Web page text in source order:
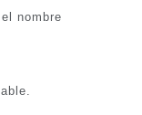
nombre